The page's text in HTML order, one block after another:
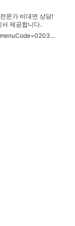
문가 비대면 상담!
서 제공합니다.
https://www.globalict.kr/news/trend/global.do?menuCode=020300&knwldNo=143287#none